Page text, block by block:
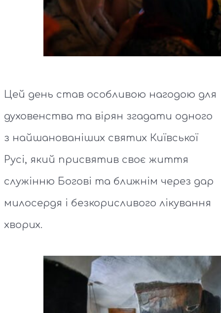
Цей день став особливою нагодою для
духовенства та вірян згадати одного
з найшанованіших святих Київської
Русі, який присвятив своє життя
служінню Богові та ближнім через дар
милосердя і безкорисливого лікування
хворих.